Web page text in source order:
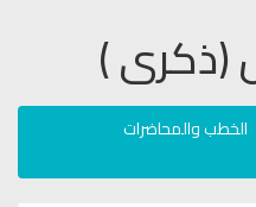
(ذكرى )
الخطب والمحاضرات